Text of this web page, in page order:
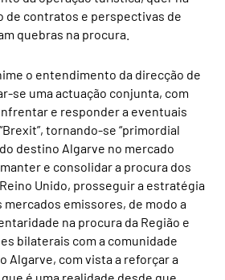
de contratos e perspectivas de
quebras na procura.
o entendimento da direcção de
se uma actuação conjunta, com
e responder a eventuais
tornando-se “primordial
destino Algarve no mercado
e consolidar a procura dos
Unido, prosseguir a estratégia
emissores, de modo a
na procura da Região e
bilaterais com a comunidade
Algarve, com vista a reforçar a